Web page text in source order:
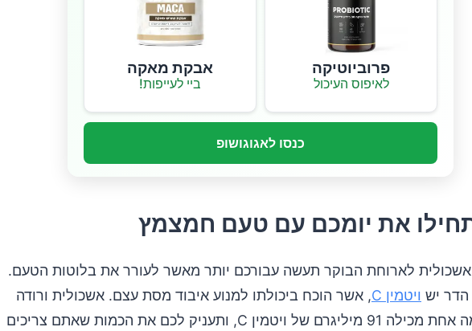
פרוביוטיקה
לאיפוס העיכול
אבקת מאקה
ביי לעייפות!
כנסו לאגוגושופ
לארוחת הבוקר תעשה עבורכם יותר מאשר לעורר את בלוטות הטעם.
הדר יש ויטמין C
, אשר הוכח ביכולתו למנוע איבוד מסת עצם. אשכולית ורודה
או אדומה אחת מכילה 91 מיליגרם של ויטמין C, ותעניק לכם את הכמות שאתם צריכים